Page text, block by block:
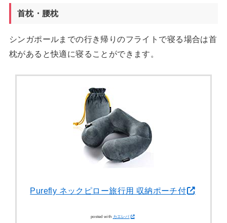
首枕・腰枕
シンガポールまでの行き帰りのフライトで寝る場合は首
枕があると快適に寝ることができます。
Purefly ネックピロー旅行用 収納ポーチ付
posted with カエレバ